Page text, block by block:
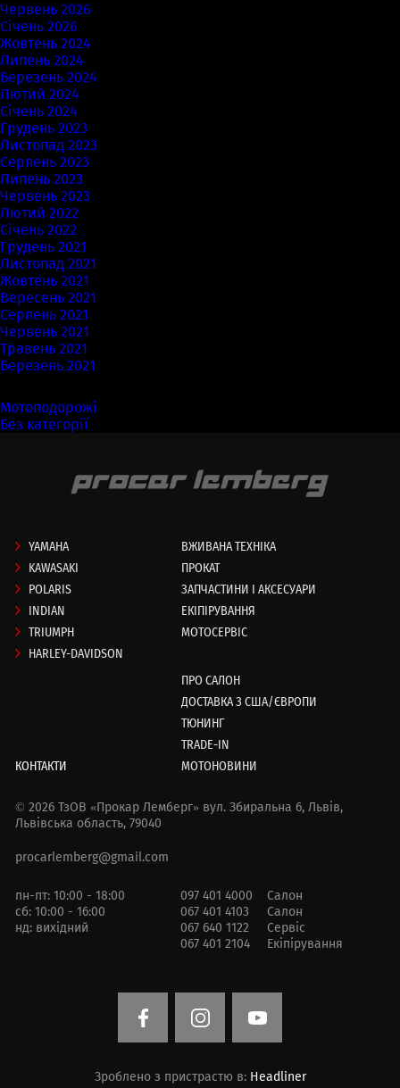
Червень 2026
Січень 2026
Жовтень 2024
Липень 2024
Березень 2024
Лютий 2024
Січень 2024
Грудень 2023
Листопад 2023
Серпень 2023
Липень 2023
Червень 2023
Лютий 2022
Січень 2022
Грудень 2021
Листопад 2021
Жовтень 2021
Вересень 2021
Серпень 2021
Червень 2021
Травень 2021
Березень 2021
Мотоподорожі
Без категорії
YAMAHA
KAWASAKI
POLARIS
INDIAN
TRIUMPH
HARLEY-DAVIDSON
ВЖИВАНА ТЕХНІКА
ПРОКАТ
ЗАПЧАСТИНИ І АКСЕСУАРИ
ЕКІПІРУВАННЯ
МОТОСЕРВІС
ПРО САЛОН
ДОСТАВКА З США/ЄВРОПИ
ТЮНИНГ
TRADE-IN
МОТОНОВИНИ
КОНТАКТИ
© 2026 ТзОВ «Прокар Лемберг» вул. Збиральна 6, Львів,
Львівська область, 79040
procarlemberg@gmail.com
пн-пт: 10:00 - 18:00
сб: 10:00 - 16:00
нд: вихідний
097 401 4000
Салон
067 401 4103
Салон
067 640 1122
Сервіс
067 401 2104
Екіпірування
Зроблено з пристрастю в: Headliner